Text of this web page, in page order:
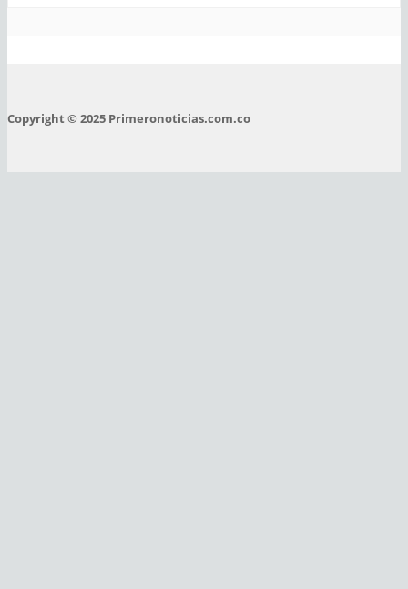
Copyright © 2025 Primeronoticias.com.co